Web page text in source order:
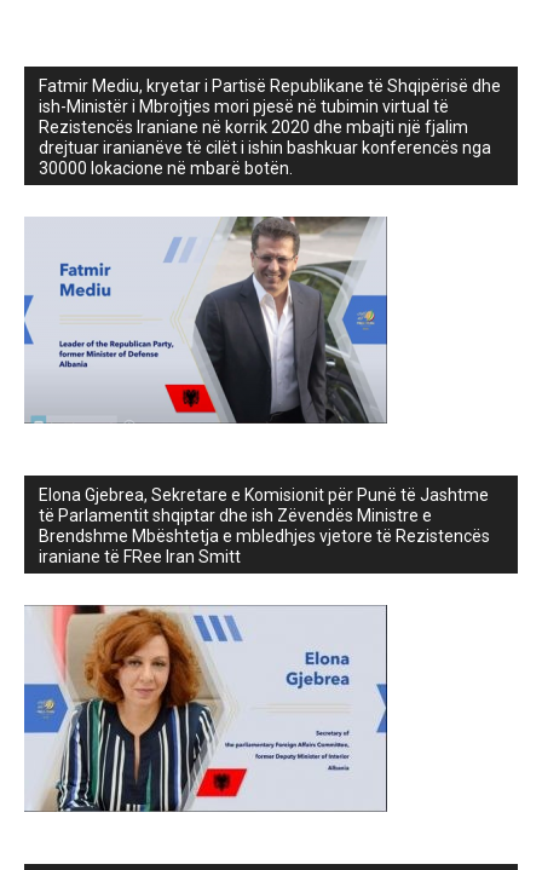
Fatmir Mediu, kryetar i Partisë Republikane të Shqipërisë dhe
ish-Ministër i Mbrojtjes mori pjesë në tubimin virtual të
Rezistencës Iraniane në korrik 2020 dhe mbajti një fjalim
drejtuar iranianëve të cilët i ishin bashkuar konferencës nga
30000 lokacione në mbarë botën.
Elona Gjebrea, Sekretare e Komisionit për Punë të Jashtme
të Parlamentit shqiptar dhe ish Zëvendës Ministre e
Brendshme Mbështetja e mbledhjes vjetore të Rezistencës
iraniane të FRee Iran Smitt